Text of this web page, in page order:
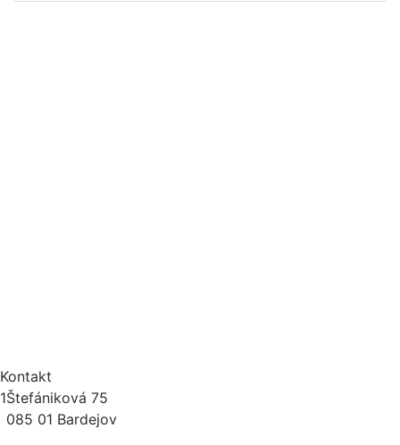
Kontakt
1Štefániková 75
085 01 Bardejov